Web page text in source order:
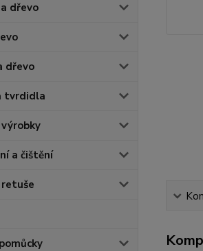
dřevo
dřevo
tvrdidla
a čištění